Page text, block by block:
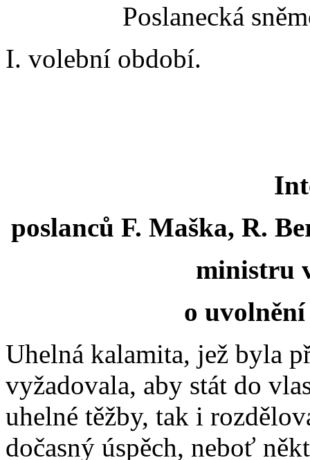
Poslanecká
I. volební období.
poslanců F. Maška, R.
ministru
o
Uhelná kalamita, jež byla
vyžadovala, aby stát do
uhelné těžby, tak i
dočasný úspěch, neboť